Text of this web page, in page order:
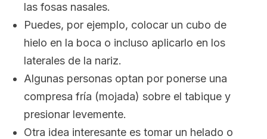
las fosas nasales.
Puedes, por ejemplo, colocar un cubo de
hielo en la boca o incluso aplicarlo en los
laterales de la nariz.
Algunas personas optan por ponerse una
compresa fría (mojada) sobre el tabique y
presionar levemente.
Otra idea interesante es tomar un helado o